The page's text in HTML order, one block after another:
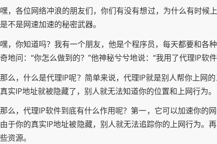
嘿，各位网络冲浪的朋友们，你们有没有想过，为什么有时
是不是网速加速的秘密武器。
嘿，你知道吗？我有一个朋友，他是个程序员，每天都要和各
奇地问：“你怎么做到的？”他神秘兮兮地说：“我用了代理IP
那么，什么是代理IP呢？简单来说，代理IP就是别人帮你上网
真实IP地址就被隐藏了，别人就无法知道你的位置和上网行为。
那么，代理IP软件到底有什么作用呢？第一，它可以加速你的
由于你的真实IP地址被隐藏，别人就无法追踪你的上网行为。
些资源。